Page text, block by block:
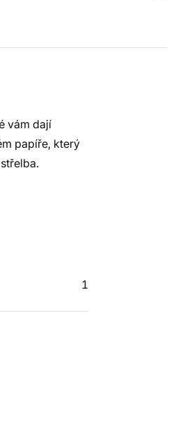
vám dají
papíře, který
1